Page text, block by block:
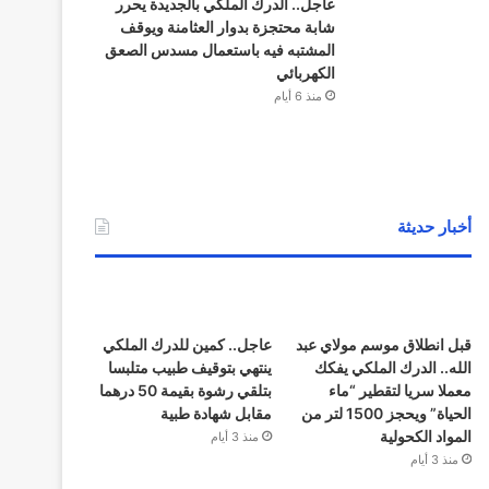
عاجل.. الدرك الملكي بالجديدة يحرر
شابة محتجزة بدوار العثامنة ويوقف
المشتبه فيه باستعمال مسدس الصعق
الكهربائي
منذ 6 أيام
أخبار حديثة
قبل انطلاق موسم مولاي عبد
الله.. الدرك الملكي يفكك
معملا سريا لتقطير “ماء
الحياة” ويحجز 1500 لتر من
المواد الكحولية
منذ 3 أيام
عاجل.. كمين للدرك الملكي
ينتهي بتوقيف طبيب متلبسا
بتلقي رشوة بقيمة 50 درهما
مقابل شهادة طبية
منذ 3 أيام